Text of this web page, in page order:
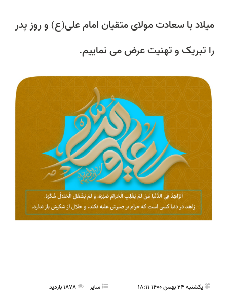
میلاد با سعادت مولای متقیان امام علی(ع) و روز پدر
را تبریک و تهنیت عرض می نماییم.
یکشنبه 24 بهمن 1400 18:11 ساير